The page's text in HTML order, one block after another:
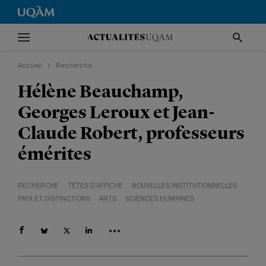
Accueil Recherche
Hélène Beauchamp,
Georges Leroux et Jean-
Claude Robert, professeurs
émérites
RECHERCHE TÊTES D'AFFICHE
NOUVELLES INSTITUTIONNELLES
PRIX ET DISTINCTIONS
ARTS SCIENCES HUMAINES